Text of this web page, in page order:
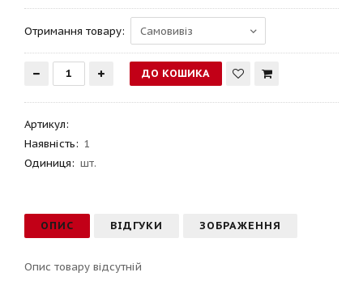
Отримання товару:
Артикул:
Наявність: 1
Одиниця: шт.
ОПИС ВІДГУКИ ЗОБРАЖЕННЯ
Опис товару відсутній